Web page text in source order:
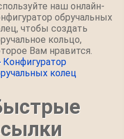
наш онлайн-
обручальных
чтобы создать
кольцо,
Вам нравится.
Конфигуратор
колец